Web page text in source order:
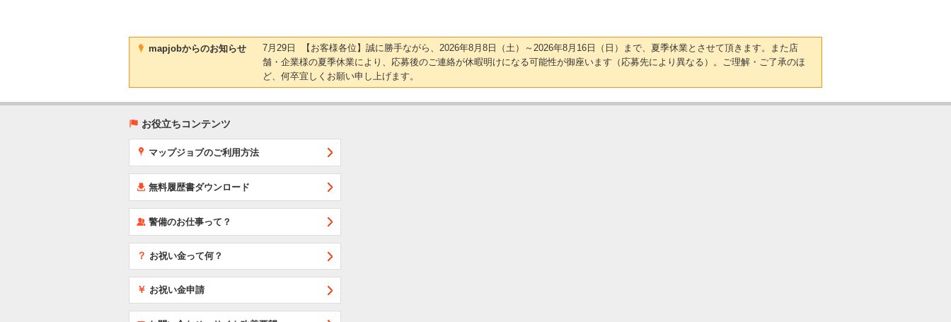
) mapjobからのお知らせ
7月29日 【お客様各位】誠に勝手ながら、2026年8月8日（土）～2026年8月16日（日）まで、夏季休業とさせて頂きます。また店
舗・企業様の夏季休業により、応募後のご連絡が休暇明けになる可能性が御座います（応募先により異なる）。ご理解・ご了承のほ
ど、何卒宜しくお願い申し上げます。
( お役立ちコンテンツ
x マップジョブのご利用方法
í 無料履歴書ダウンロード
‰ 警備のお仕事って？
？ お祝い金って何？
￥ お祝い金申請